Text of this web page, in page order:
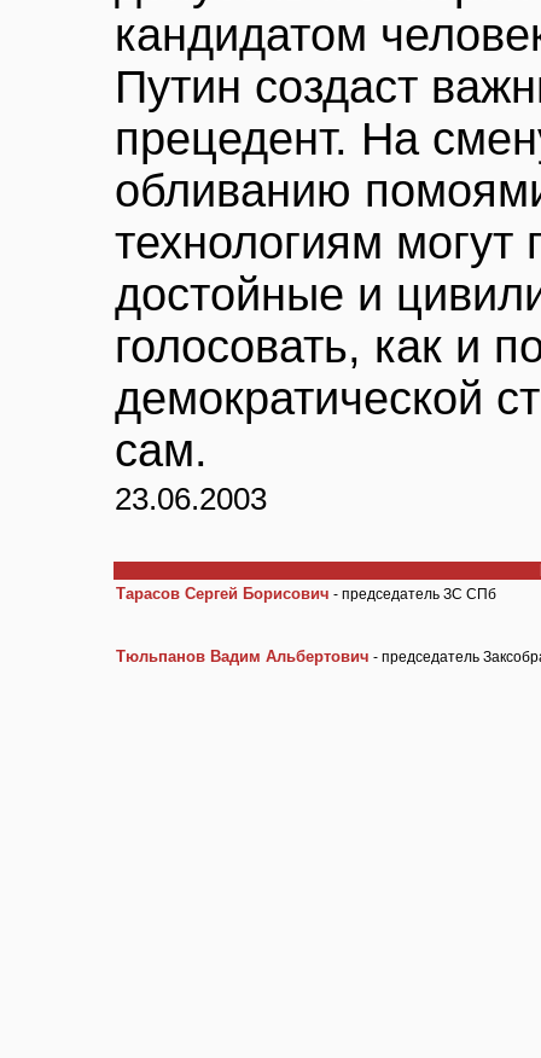
кандидатом
Путин создаст
прецедент. На
обливанию
технологиям
достойные и
голосовать, как и
демократической
сам.
23.06.2003
Тарасов Сергей Борисович - председатель ЗС СПб
Тюльпанов Вадим Альбертович - председатель